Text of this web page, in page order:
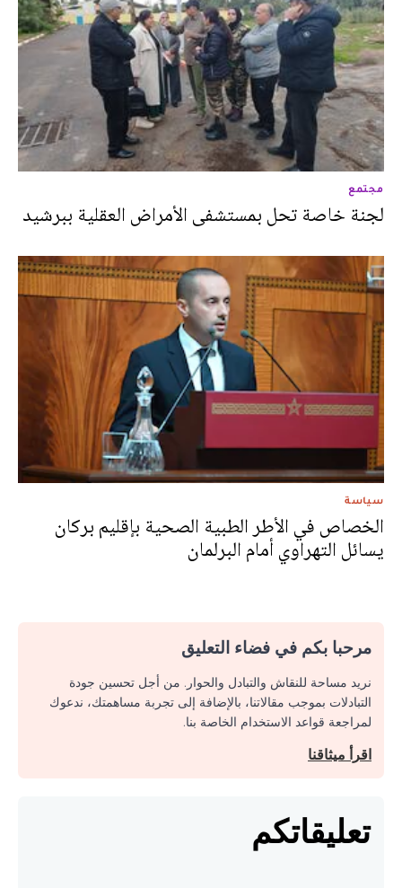
مجتمع
لجنة خاصة تحل بمستشفى الأمراض العقلية ببرشيد
سياسة
الخصاص في الأطر الطبية الصحية بإقليم بركان
يسائل التهراوي أمام البرلمان
مرحبا بكم في فضاء التعليق
نريد مساحة للنقاش والتبادل والحوار. من أجل تحسين جودة
التبادلات بموجب مقالاتنا، بالإضافة إلى تجربة مساهمتك، ندعوك
لمراجعة قواعد الاستخدام الخاصة بنا.
اقرأ ميثاقنا
تعليقاتكم